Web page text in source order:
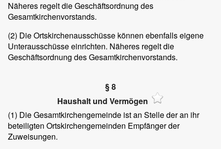
Näheres regelt die Geschäftsordnung des
Gesamtkirchenvorstands.
(2) Die Ortskirchenausschüsse können ebenfalls eigene
Unterausschüsse einrichten. Näheres regelt die
Geschäftsordnung des Gesamtkirchenvorstands.
§ 8
Haushalt und Vermögen
(1) Die Gesamtkirchengemeinde ist an Stelle der an ihr
beteiligten Ortskirchengemeinden Empfänger der
Zuweisungen.